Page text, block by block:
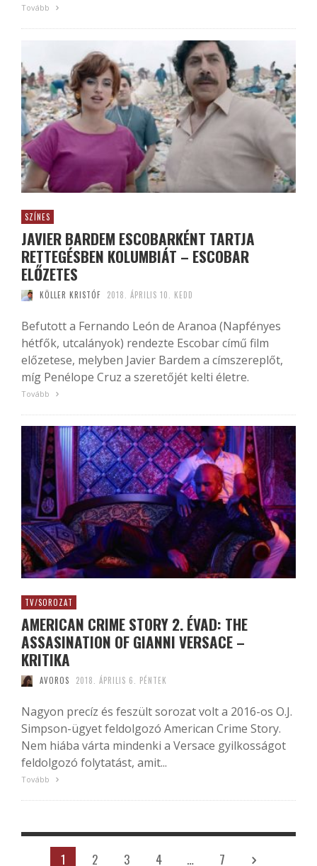
Tovább
SZÍNES
JAVIER BARDEM ESCOBARKÉNT TARTJA
RETTEGÉSBEN KOLUMBIÁT – ESCOBAR
ELŐZETES
KÖLLER KRISTÓF 2018. ÁPRILIS 10. KEDD
Befutott a Fernando León de Aranoa (Napfényes
hétfők, utcalányok) rendezte Escobar című film
előzetese, melyben Javier Bardem a címszereplőt,
míg Penélope Cruz a szeretőjét kelti életre.
Tovább
TV/SOROZAT
AMERICAN CRIME STORY 2. ÉVAD: THE
ASSASINATION OF GIANNI VERSACE –
KRITIKA
AVOROS 2018. ÁPRILIS 6. PÉNTEK
Nagyon precíz és feszült sorozat volt a 2016-os O.J.
Simpson-ügyet feldolgozó American Crime Story.
Nem hiába várta mindenki a Versace gyilkosságot
feldolgozó folytatást, amit...
Tovább
1 2 3 4 … 7